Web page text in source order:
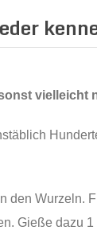
vielleicht
den Wurzeln.
Gieße dazu